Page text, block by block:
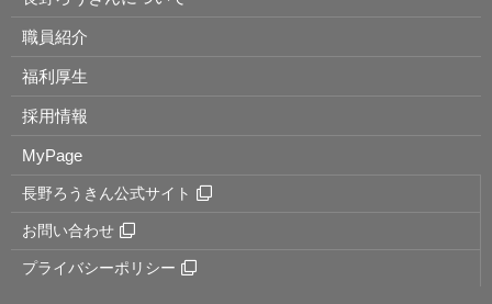
職員紹介
福利厚生
採用情報
MyPage
長野ろうきん公式サイト
お問い合わせ
プライバシーポリシー